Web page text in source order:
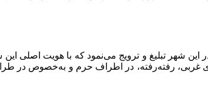
شهر تبلیغ و ترویج می‌نمود که با هویت اصلی این
غربی، رفته‌رفته، در اطراف حرم و به‌خصوص در